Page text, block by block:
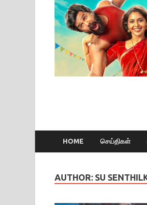
HOME செய்திகள்
AUTHOR: SU